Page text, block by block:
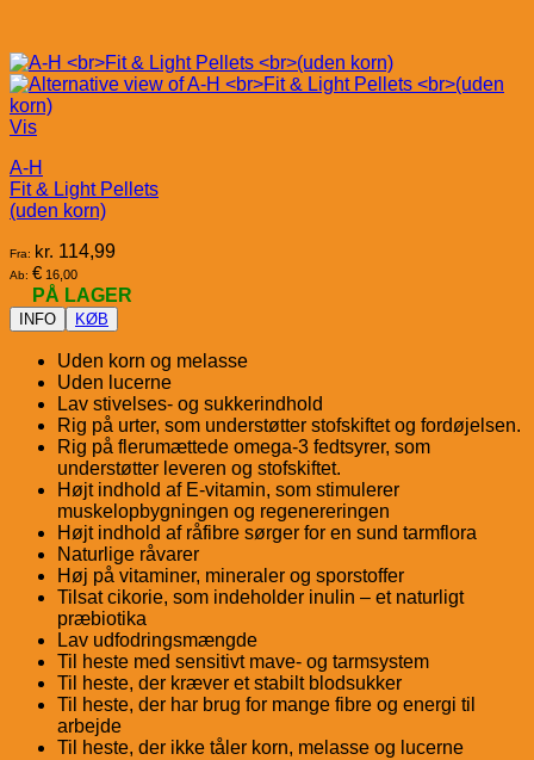
Vis
A-H
Fit & Light Pellets
(uden korn)
Fra: kr. 114,99
Ab: € 16,00
PÅ LAGER
INFO KØB
Uden korn og melasse
Uden lucerne
Lav stivelses- og sukkerindhold
Rig på urter, som understøtter stofskiftet og fordøjelsen.
Rig på flerumættede omega-3 fedtsyrer, som
understøtter leveren og stofskiftet.
Højt indhold af E-vitamin, som stimulerer
muskelopbygningen og regenereringen
Højt indhold af råfibre sørger for en sund tarmflora
Naturlige råvarer
Høj på vitaminer, mineraler og sporstoffer
Tilsat cikorie, som indeholder inulin – et naturligt
præbiotika
Lav udfodringsmængde
Til heste med sensitivt mave- og tarmsystem
Til heste, der kræver et stabilt blodsukker
Til heste, der har brug for mange fibre og energi til
arbejde
Til heste, der ikke tåler korn, melasse og lucerne